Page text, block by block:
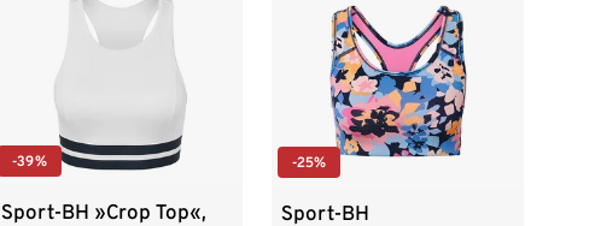
-39%
Sport-BH »Crop Top«,
-25%
Sport-BH